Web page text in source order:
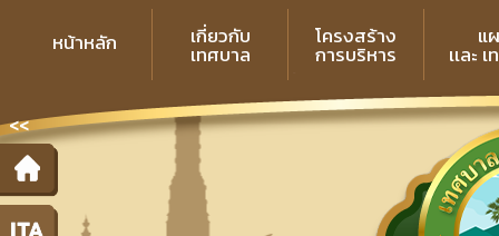
<<
หน้าหลัก เกี่ยวกับ
เทศบาล
โครงสร้าง
การบริหาร
แ
เเละ